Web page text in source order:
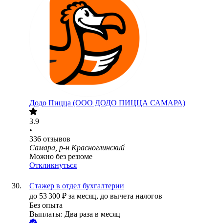
Додо Пицца (ООО ДОДО ПИЦЦА САМАРА)
3.9
•
336 отзывов
Самара, р-н Красноглинский
Можно без резюме
Откликнуться
Стажер в отдел бухгалтерии
до 53 300 ₽ за месяц, до вычета налогов
Без опыта
Выплаты: Два раза в месяц